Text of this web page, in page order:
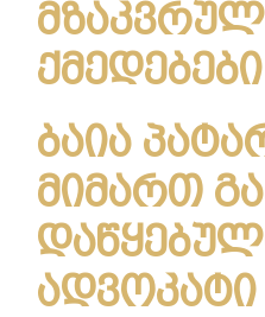
ქმედებები
ბაია
მიმართ
ადვოკატი